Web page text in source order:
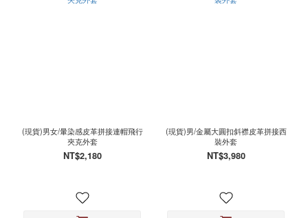
(現貨)男女/暈染感皮革拼接連帽飛行
夾克外套
NT$2,180
(現貨)男/金屬大圓扣斜襟皮革拼接西
裝外套
NT$3,980